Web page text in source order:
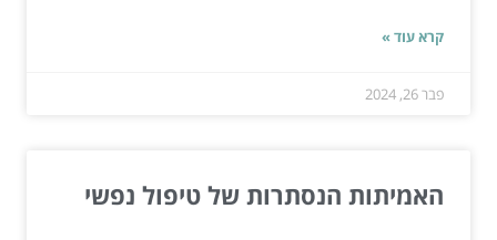
קרא עוד »
פבר 26, 2024
האמיתות הנסתרות של טיפול נפשי